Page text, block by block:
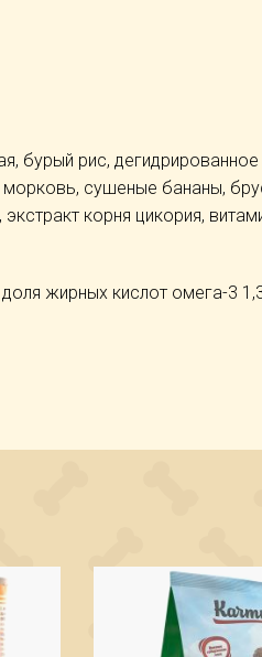
бурый рис,
сушеные бананы,
корня цикория,
доля жирных кислот омега-3